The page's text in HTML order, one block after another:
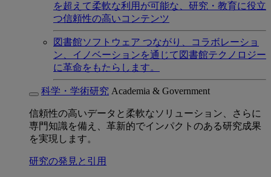
を超えて柔軟な利用が可能な、研究・教育に役立
つ信頼性の高いコンテンツ
図書館ソフトウェア つながり、コラボレーショ
ン、イノベーションを通じて図書館テクノロジー
に革命をもたらします。
科学・学術研究 Academia & Government
信頼性の高いデータと柔軟なソリューション、さらに
専門知識を備え、革新的でインパクトのある研究成果
を実現します。
研究の発見と引用